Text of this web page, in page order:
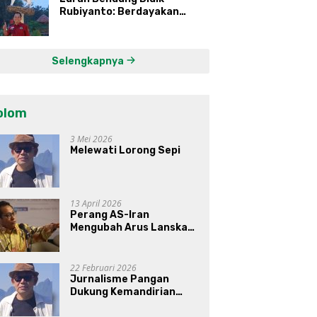
Rubiyanto: Berdayakan
Selengkapnya
3 Mei 2026
Melewati Lorong Sepi
13 April 2026
Perang AS-Iran
Mengubah Arus Lanskap
Prabowo-Gibran?
22 Februari 2026
Jurnalisme Pangan
Dukung Kemandirian